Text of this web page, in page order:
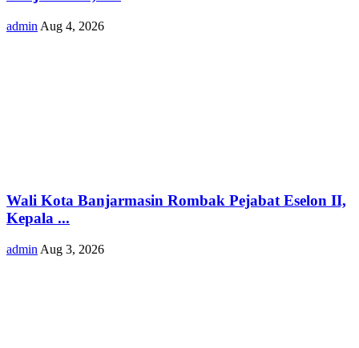
admin Aug 4, 2026
Wali Kota Banjarmasin Rombak Pejabat Eselon II,
Kepala ...
admin Aug 3, 2026